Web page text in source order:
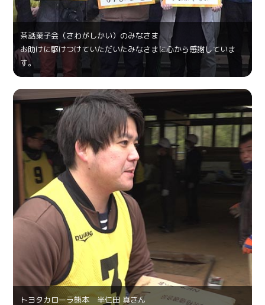
茶話菓⼦会（さわがしかい）のみなさま
お助けに駆けつけていただいたみなさまに心から感謝していま
す。
トヨタカローラ熊本 半仁田 真さん